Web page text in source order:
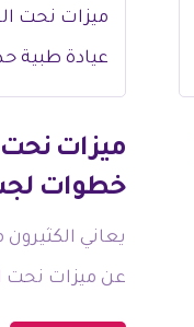
خطوات
يعاني
عن ميزات نحت